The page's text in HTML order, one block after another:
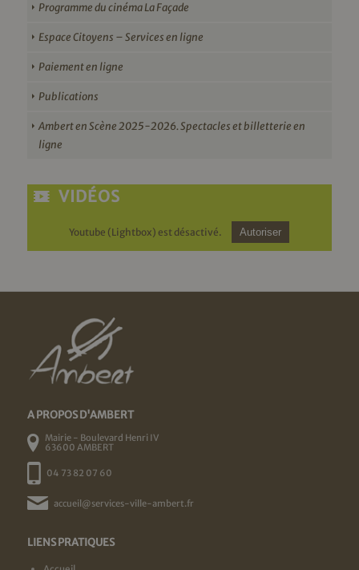
Programme du cinéma La Façade
Espace Citoyens – Services en ligne
Paiement en ligne
Publications
Ambert en Scène 2025-2026. Spectacles et billetterie en
ligne
VIDÉOS
Youtube (Lightbox) est désactivé. Autoriser
A PROPOS D'AMBERT
Mairie - Boulevard Henri IV
63600 AMBERT
04 73 82 07 60
accueil@services-ville-ambert.fr
LIENS PRATIQUES